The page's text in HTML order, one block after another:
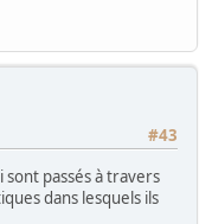
#43
sont passés à travers
dans lesquels ils